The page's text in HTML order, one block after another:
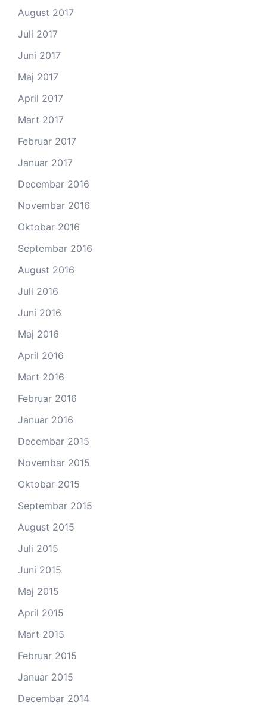
August 2017
Juli 2017
Juni 2017
Maj 2017
April 2017
Mart 2017
Februar 2017
Januar 2017
Decembar 2016
Novembar 2016
Oktobar 2016
Septembar 2016
August 2016
Juli 2016
Juni 2016
Maj 2016
April 2016
Mart 2016
Februar 2016
Januar 2016
Decembar 2015
Novembar 2015
Oktobar 2015
Septembar 2015
August 2015
Juli 2015
Juni 2015
Maj 2015
April 2015
Mart 2015
Februar 2015
Januar 2015
Decembar 2014